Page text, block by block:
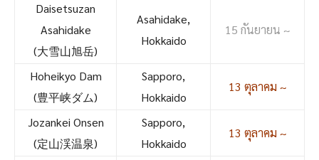
Daisetsuzan
Asahidake
(大雪山旭岳)
Asahidake,
Hokkaido
15 กันยายน ~
Hoheikyo Dam
(豊平峡ダム)
Sapporo,
Hokkaido
13 ตุลาคม ~
Jozankei Onsen
(定山渓温泉)
Sapporo,
Hokkaido
13 ตุลาคม ~